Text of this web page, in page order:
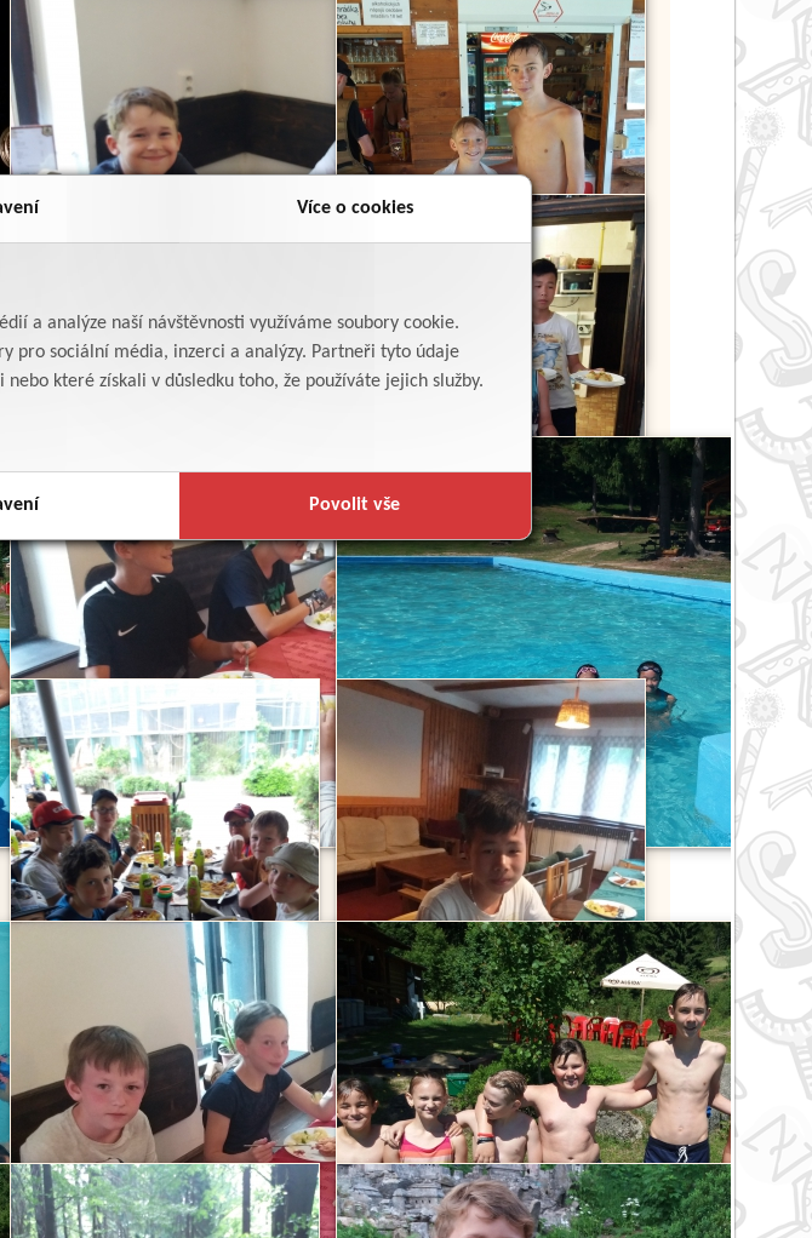
Více o cookies
a analýze naší návštěvnosti využíváme soubory cookie.
pro sociální média, inzerci a analýzy. Partneři tyto údaje
které získali v důsledku toho, že používáte jejich služby.
Povolit vše